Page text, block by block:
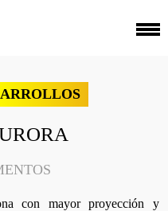
con mayor proyección y